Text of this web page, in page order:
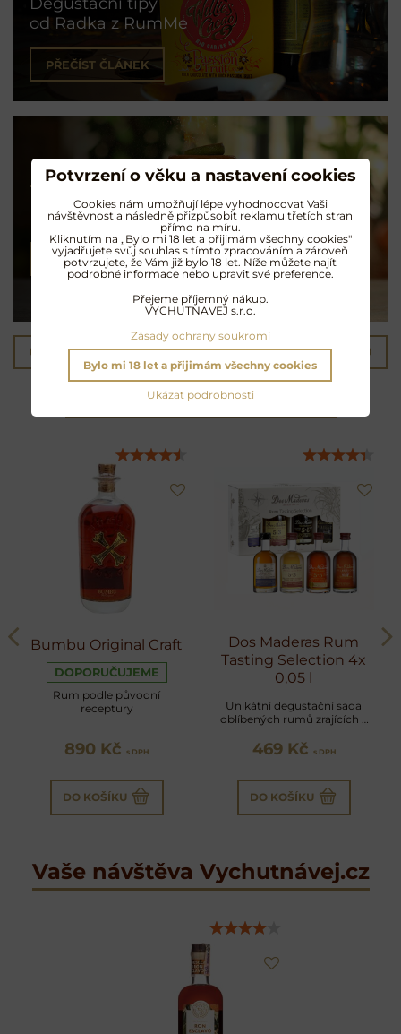
od Radka z RumMe
PŘEČÍST ČLÁNEK
Koktejly na rumu
Exotické opojení
NAMÍCHAT KOKTEJL
Předchozí produkt Následující produkt
Další oblíbené produkty
Bumbu Original Craft
DOPORUČUJEME
Rum podle původní
receptury
890 Kč s DPH
DO KOŠÍKU
Dos Maderas Rum
Tasting Selection 4x
0,05 l
Unikátní degustační sada
oblíbených rumů zrajících v
469 Kč s DPH
DO KOŠÍKU
Vaše návštěva Vychutnávej.cz
Potvrzení o věku a nastavení cookies
Cookies nám umožňují lépe vyhodnocovat Vaši
návštěvnost a následně přizpůsobit reklamu třetích stran
přímo na míru.
Kliknutím na „Bylo mi 18 let a přijimám všechny cookies"
vyjadřujete svůj souhlas s tímto zpracováním a zároveň
potvrzujete, že Vám již bylo 18 let. Níže můžete najít
podrobné informace nebo upravit své preference.
Přejeme příjemný nákup.
VYCHUTNAVEJ s.r.o.
Zásady ochrany soukromí
Ukázat podrobnosti
Bylo mi 18 let a přijimám všechny cookies